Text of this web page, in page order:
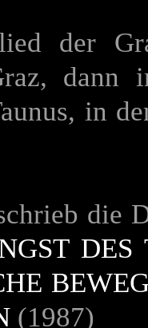
der
dann
in
die
DES
(1987)